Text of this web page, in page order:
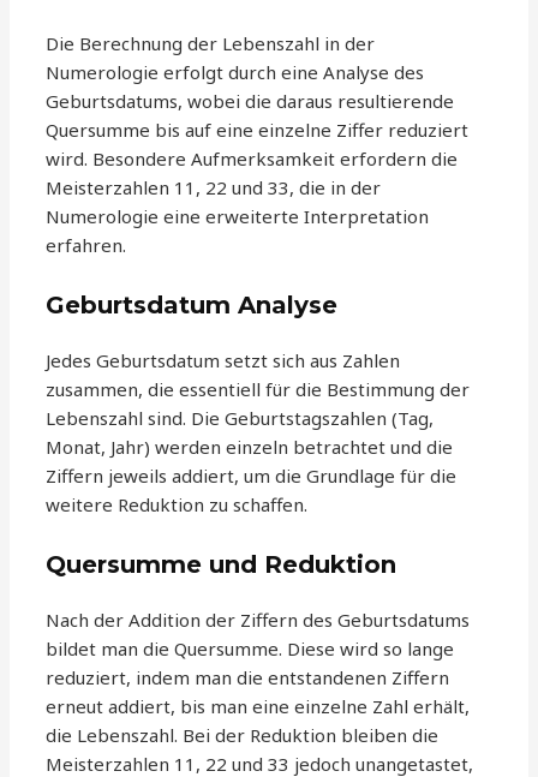
Die Berechnung der Lebenszahl in der
Numerologie erfolgt durch eine Analyse des
Geburtsdatums, wobei die daraus resultierende
Quersumme bis auf eine einzelne Ziffer reduziert
wird. Besondere Aufmerksamkeit erfordern die
Meisterzahlen 11, 22 und 33, die in der
Numerologie eine erweiterte Interpretation
erfahren.
Geburtsdatum Analyse
Jedes Geburtsdatum setzt sich aus Zahlen
zusammen, die essentiell für die Bestimmung der
Lebenszahl sind. Die Geburtstagszahlen (Tag,
Monat, Jahr) werden einzeln betrachtet und die
Ziffern jeweils addiert, um die Grundlage für die
weitere Reduktion zu schaffen.
Quersumme und Reduktion
Nach der Addition der Ziffern des Geburtsdatums
bildet man die Quersumme. Diese wird so lange
reduziert, indem man die entstandenen Ziffern
erneut addiert, bis man eine einzelne Zahl erhält,
die Lebenszahl. Bei der Reduktion bleiben die
Meisterzahlen 11, 22 und 33 jedoch unangetastet,